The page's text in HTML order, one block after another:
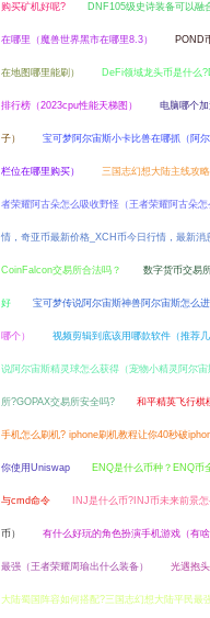
购买矿机好呢? DNF105级史诗装备可以融
在哪里（魔兽世界黑市在哪里8.3） POND
在地图哪里能刷） DeFi领域龙头币是什么
排行榜（2023cpu性能天梯图） 电脑哪个
子） 宝可梦阿尔宙斯小卡比兽在哪抓（阿尔
栏位在哪里购买） 三国志幻想大陆主线攻
者荣耀阿古朵怎么吸收野怪（王者荣耀阿古朵怎
情，奇亚币最新价格_XCH币今日行情，最新消
CoinFalcon交易所合法吗？ 数字货币交易
好 宝可梦传说阿尔宙斯神兽阿尔宙斯怎么
哪个） 视频剪辑到底该用哪款软件（推荐
说阿尔宙斯精灵球怎么获得（宠物小精灵阿尔宙
所?GOPAX交易所安全吗? 和平精英飞行棋
手机怎么刷机? iphone刷机教程让你40秒破
你使用Uniswap ENQ是什么币种？ENQ币
与cmd命令 INJ是什么币?INJ币未来前景
币） 有什么好玩的角色扮演手机游戏（有
最强（王者荣耀周瑜出什么装备） 光遇抱
大陆蜀国阵容如何搭配?三国志幻想大陆平民最